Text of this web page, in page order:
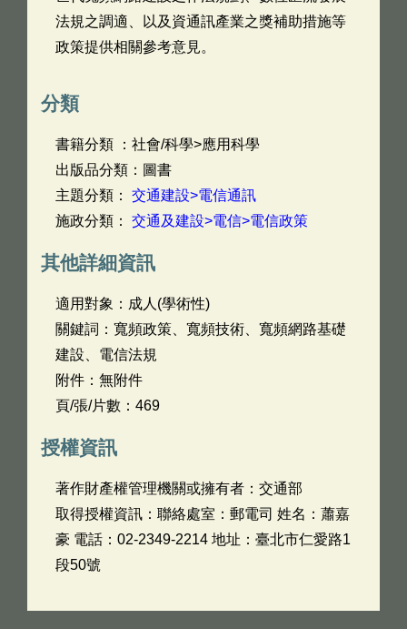
法規之調適、以及資通訊產業之獎補助措施等
政策提供相關參考意見。
分類
書籍分類 ：社會/科學>應用科學
出版品分類：圖書
主題分類： 交通建設>電信通訊
施政分類： 交通及建設>電信>電信政策
其他詳細資訊
適用對象：成人(學術性)
關鍵詞：寬頻政策、寬頻技術、寬頻網路基礎
建設、電信法規
附件：無附件
頁/張/片數：469
授權資訊
著作財產權管理機關或擁有者：交通部
取得授權資訊：聯絡處室：郵電司 姓名：蕭嘉
豪 電話：02-2349-2214 地址：臺北市仁愛路1
段50號